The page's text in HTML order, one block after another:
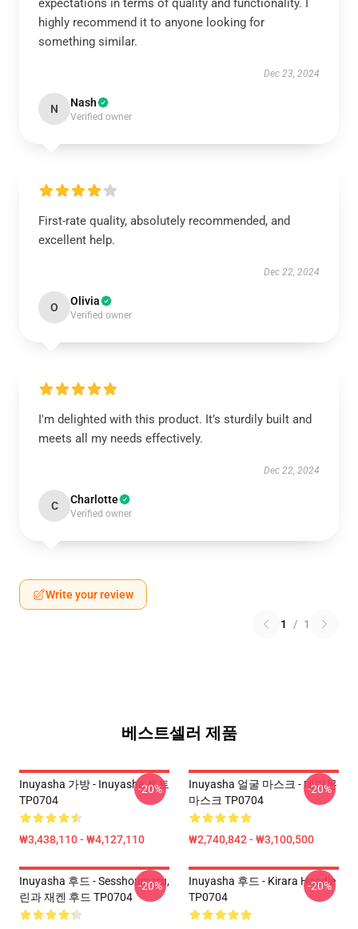
expectations in terms of quality and functionality. I
highly recommend it to anyone looking for
something similar.
Dec 23, 2024
N Nash
Verified owner
First-rate quality, absolutely recommended, and
excellent help.
Dec 22, 2024
O Olivia
Verified owner
I'm delighted with this product. It’s sturdily built and
meets all my needs effectively.
Dec 22, 2024
C Charlotte
Verified owner
Write your review
1 / 1
베스트셀러 제품
Inuyasha 가방 - Inuyasha 토트
TP0704
₩3,438,110 - ₩4,127,110
-20%
Inuyasha 얼굴 마스크 - 데미몬
마스크 TP0704
₩2,740,842 - ₩3,100,500
-20%
Inuyasha 후드 - Sesshoumaru,
린과 재켄 후드 TP0704
-20%
Inuyasha 후드 - Kirara Hoodie
TP0704
-20%